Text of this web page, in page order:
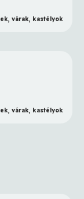
várak, kastélyok
várak, kastélyok